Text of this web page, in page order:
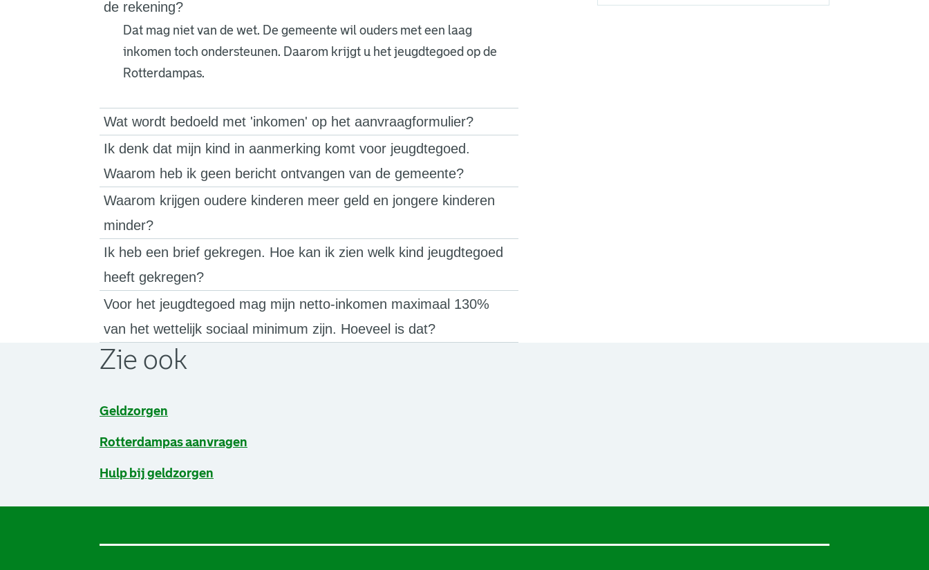
de rekening?
Dat mag niet van de wet. De gemeente wil ouders met een laag
inkomen toch ondersteunen. Daarom krijgt u het jeugdtegoed op de
Rotterdampas.
Wat wordt bedoeld met 'inkomen' op het aanvraagformulier?
Ik denk dat mijn kind in aanmerking komt voor jeugdtegoed.
Waarom heb ik geen bericht ontvangen van de gemeente?
Waarom krijgen oudere kinderen meer geld en jongere kinderen
minder?
Ik heb een brief gekregen. Hoe kan ik zien welk kind jeugdtegoed
heeft gekregen?
Voor het jeugdtegoed mag mijn netto-inkomen maximaal 130%
van het wettelijk sociaal minimum zijn. Hoeveel is dat?
Zie ook
Geldzorgen
Rotterdampas aanvragen
Hulp bij geldzorgen